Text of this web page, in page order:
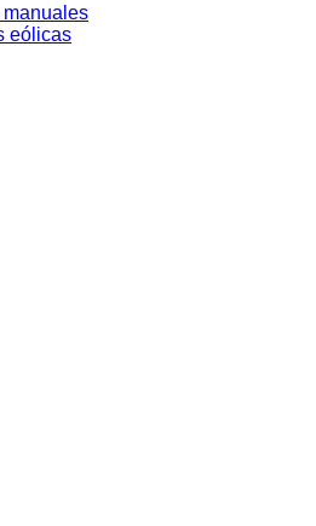
eólicas